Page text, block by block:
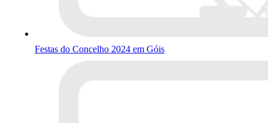
Festas do Concelho 2024 em Góis